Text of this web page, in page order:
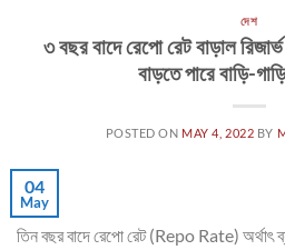
দেশ
৩ বছর বাদে রেপো রেট বাড়াল
বাড়তে পারে বাড়ি-
POSTED ON MAY 4, 2022 BY
04
May
তিন বছর বাদে রেপো রেট (Repo Rate) অর্থাৎ